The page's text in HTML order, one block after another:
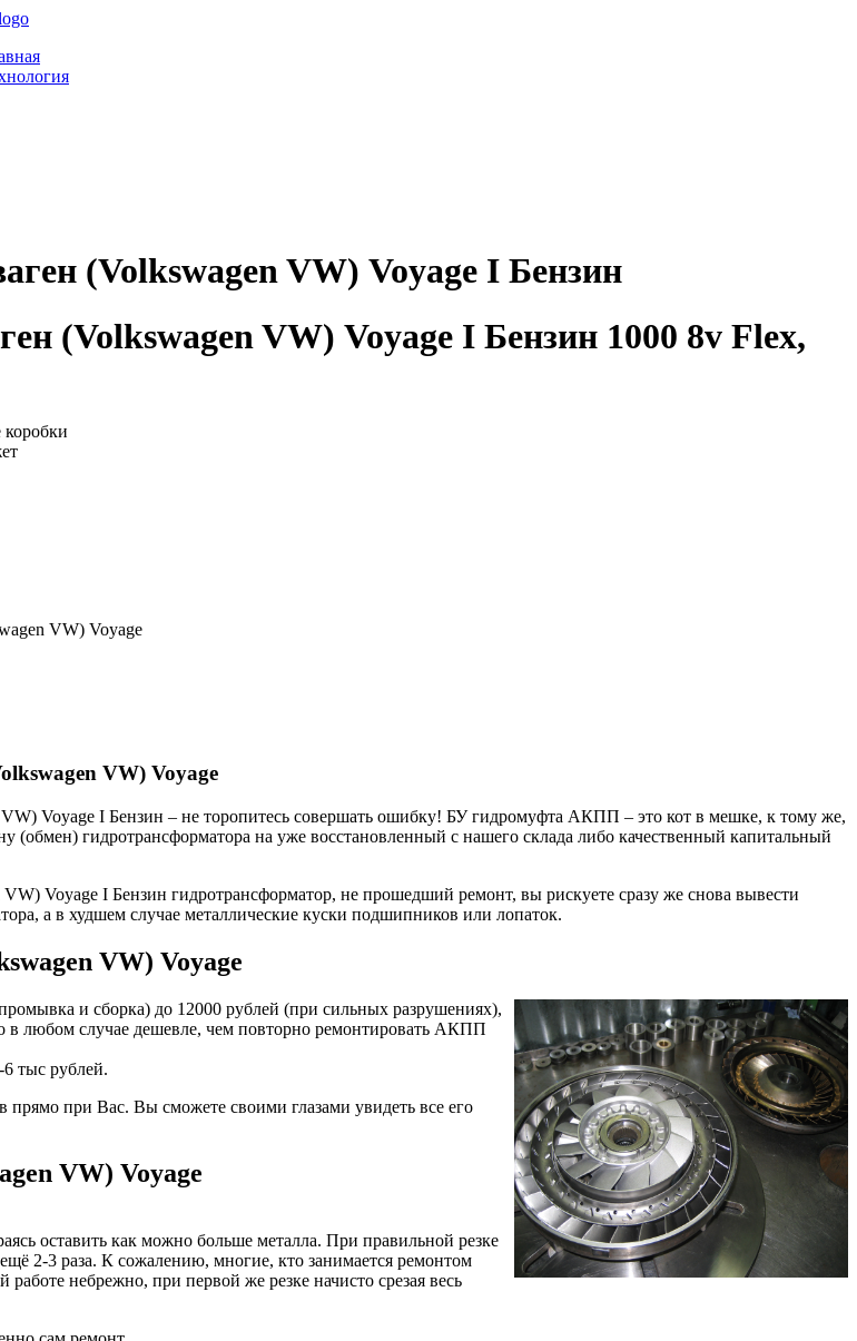
(Volkswagen VW) Voyage I Бензин
(Volkswagen VW) Voyage I Бензин 1000 8v Flex,
VW) Voyage
VW) Voyage
Voyage I Бензин – не торопитесь совершать ошибку! БУ гидромуфта АКПП – это кот в мешке, к тому же,
(обмен) гидротрансформатора на уже восстановленный с нашего склада либо качественный капитальный
Voyage I Бензин гидротрансформатор, не прошедший ремонт, вы рискуете сразу же снова вывести
а в худшем случае металлические куски подшипников или лопаток.
VW) Voyage
и сборка) до 12000 рублей (при сильных разрушениях),
в любом случае дешевле, чем повторно ремонтировать АКПП
тыс рублей.
при Вас. Вы сможете своими глазами увидеть все его
VW) Voyage
оставить как можно больше металла. При правильной резке
2-3 раза. К сожалению, многие, кто занимается ремонтом
небрежно, при первой же резке начисто срезая весь